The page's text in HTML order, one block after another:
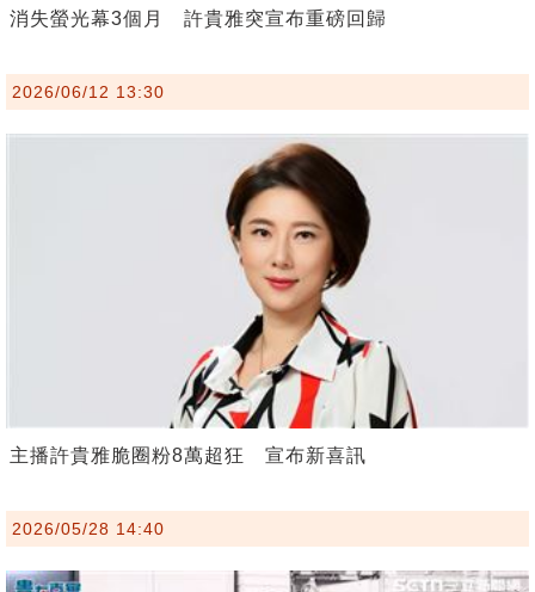
消失螢光幕3個月 許貴雅突宣布重磅回歸
2026/06/12 13:30
主播許貴雅脆圈粉8萬超狂 宣布新喜訊
2026/05/28 14:40